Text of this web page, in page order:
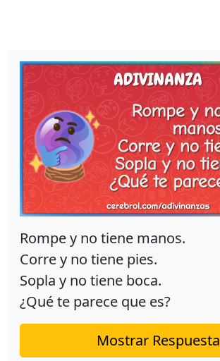
Rompe y no tiene manos.
Corre y no tiene pies.
Sopla y no tiene boca.
¿Qué te parece que es?
Mostrar Respuesta